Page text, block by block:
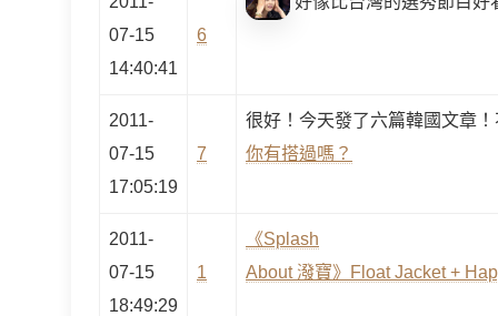
07-15
14:40:41
6
2011-
07-15
17:05:19
7
很好！今天發了六篇韓國文章
你有搭過嗎？
2011-
07-15
18:49:29
1
《Splash
About 潑寶》Float Jacket +